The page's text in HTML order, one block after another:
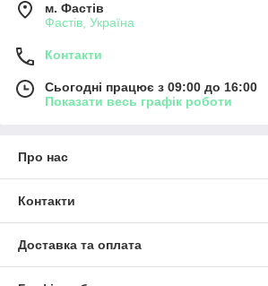
м. Фастів
Фастів, Україна
Контакти
Сьогодні працює з 09:00 до 16:00
Показати весь графік роботи
Про нас
Контакти
Доставка та оплата